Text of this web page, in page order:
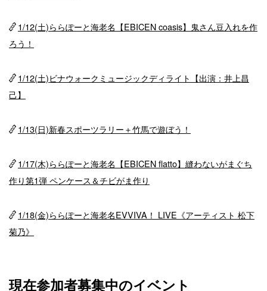
1/12(土)ららぽーと海老名【EBICEN coasis】鬼さん豆入れを作
ろう！
1/12(土)ビナウォークミュージックディライト【出演：井上昌
己】
1/13(日)新春スポーツラリー＋竹馬で遊ぼう！
1/17(木)ららぽーと海老名【EBICEN flatto】縫わないがまぐち
作り第1弾 ペンケース＆チビがま作り
1/18(金)ららぽーと海老名EVVIVA！ LIVE《アーティスト 松下
菊乃》
現在参加者募集中のイベント